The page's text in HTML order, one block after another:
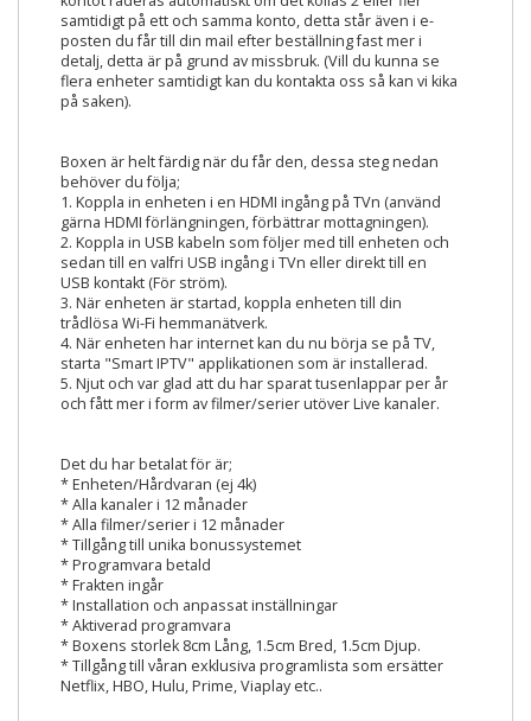
samtidigt på ett och samma konto, detta står även i e-
posten du får till din mail efter beställning fast mer i
detalj, detta är på grund av missbruk. (Vill du kunna se
flera enheter samtidigt kan du kontakta oss så kan vi kika
på saken).
Boxen är helt färdig när du får den, dessa steg nedan
behöver du följa;
1. Koppla in enheten i en HDMI ingång på TVn (använd
gärna HDMI förlängningen, förbättrar mottagningen).
2. Koppla in USB kabeln som följer med till enheten och
sedan till en valfri USB ingång i TVn eller direkt till en
USB kontakt (För ström).
3. När enheten är startad, koppla enheten till din
trådlösa Wi-Fi hemmanätverk.
4. När enheten har internet kan du nu börja se på TV,
starta "Smart IPTV" applikationen som är installerad.
5. Njut och var glad att du har sparat tusenlappar per år
och fått mer i form av filmer/serier utöver Live kanaler.
Det du har betalat för är;
* Enheten/Hårdvaran (ej 4k)
* Alla kanaler i 12 månader
* Alla filmer/serier i 12 månader
* Tillgång till unika bonussystemet
* Programvara betald
* Frakten ingår
* Installation och anpassat inställningar
* Aktiverad programvara
* Boxens storlek 8cm Lång, 1.5cm Bred, 1.5cm Djup.
* Tillgång till våran exklusiva programlista som ersätter
Netflix, HBO, Hulu, Prime, Viaplay etc..